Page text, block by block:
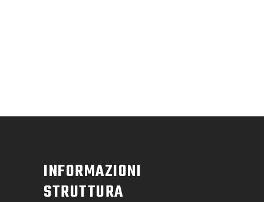
INFORMAZIONI
STRUTTURA